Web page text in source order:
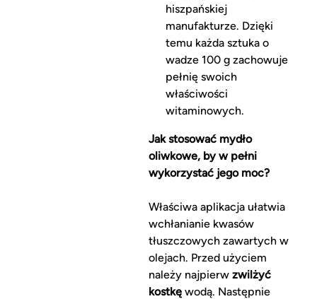
hiszpańskiej
manufakturze. Dzięki
temu każda sztuka o
wadze 100 g zachowuje
pełnię swoich
właściwości
witaminowych.
Jak stosować mydło
oliwkowe, by w pełni
wykorzystać jego moc?
Właściwa aplikacja ułatwia
wchłanianie kwasów
tłuszczowych zawartych w
olejach. Przed użyciem
należy najpierw zwilżyć
kostkęwodą. Następnie